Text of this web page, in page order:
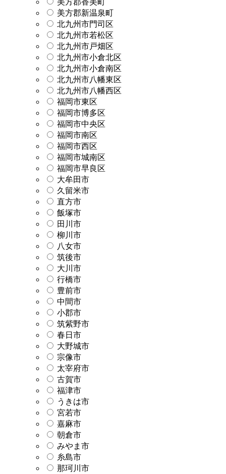
美方郡新温泉町
北九州市門司区
北九州市若松区
北九州市戸畑区
北九州市小倉北区
北九州市小倉南区
北九州市八幡東区
北九州市八幡西区
福岡市東区
福岡市博多区
福岡市中央区
福岡市南区
福岡市西区
福岡市城南区
福岡市早良区
大牟田市
久留米市
直方市
飯塚市
田川市
柳川市
八女市
筑後市
大川市
行橋市
豊前市
中間市
小郡市
筑紫野市
春日市
大野城市
宗像市
太宰府市
古賀市
福津市
うきは市
宮若市
嘉麻市
朝倉市
みやま市
糸島市
那珂川市